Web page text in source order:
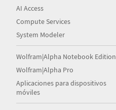
AI Access
Compute Services
System Modeler
Wolfram|Alpha Notebook Edition
Wolfram|Alpha Pro
Aplicaciones para dispositivos
móviles